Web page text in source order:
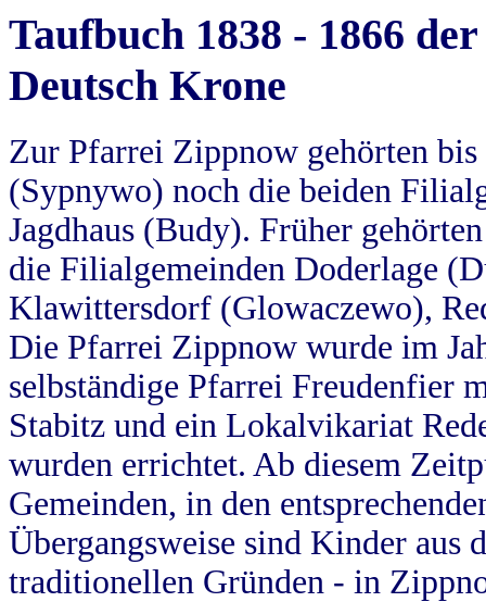
Taufbuch 1838 - 1866
Deutsch Krone
Zur Pfarrei Zippnow gehörten
(Sypnywo) noch die beiden
Jagdhaus (Budy). Früher
die Filialgemeinden Doderlage
Klawittersdorf (Glowaczewo),
Die Pfarrei Zippnow wurde im
selbständige Pfarrei Freudenfier
Stabitz und ein Lokalvikariat
wurden errichtet. Ab diesem
Gemeinden, in den
Übergangsweise sind Kinder aus
traditionellen Gründen - in